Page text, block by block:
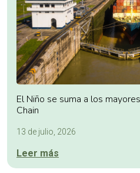
El Niño se suma a los
Chain
13 de julio, 2026
Leer más